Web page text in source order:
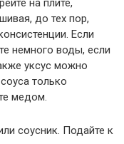
на плите,
до тех пор,
Если
немного воды, если
уксус можно
только
медом.
соусник. Подайте к